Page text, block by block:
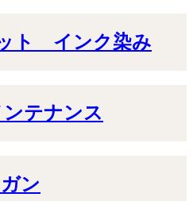
ト インク染み
テナンス
ン